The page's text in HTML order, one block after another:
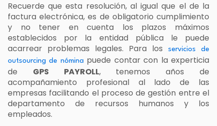
Recuerde que esta resolución, al igual que el de la
factura electrónica, es de obligatorio cumplimiento
y no tener en cuenta los plazos máximos
establecidos por la entidad pública le puede
acarrear problemas legales. Para los
servicios de
outsourcing de nómina puede contar con la experticia
de GPS PAYROLL, tenemos años de
acompañamiento profesional al lado de las
empresas facilitando el proceso de gestión entre el
departamento de recursos humanos y los
empleados.